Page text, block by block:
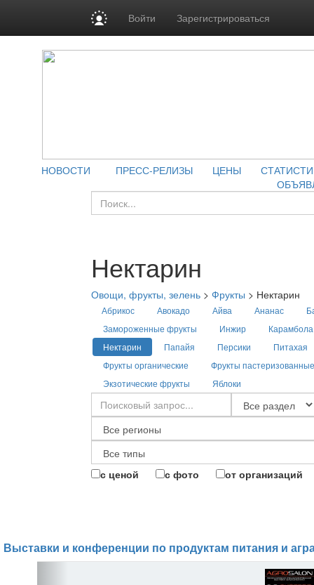
Войти Зарегистрироваться
НОВОСТИ ПРЕСС-РЕЛИЗЫ ЦЕНЫ
Нектарин
Овощи, фрукты, зелень > Фрукты > Нектарин
Абрикос Авокадо Айва Ананас
Замороженные фрукты
Инжир
Карамбола
Нектарин
Папайя Персики
Питахая
Фрукты органические
Фрукты пастеризованные
Экзотические фрукты
Яблоки
с ценой с фото от организаций
Выставки и конференции по продуктам питания и